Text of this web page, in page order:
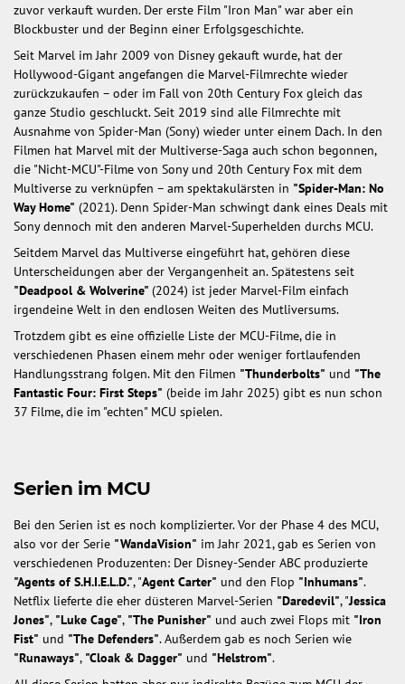
zuvor verkauft wurden. Der erste Film "Iron Man" war aber ein
Blockbuster und der Beginn einer Erfolgsgeschichte.
Seit Marvel im Jahr 2009 von Disney gekauft wurde, hat der
Hollywood-Gigant angefangen die Marvel-Filmrechte wieder
zurückzukaufen – oder im Fall von 20th Century Fox gleich das
ganze Studio geschluckt. Seit 2019 sind alle Filmrechte mit
Ausnahme von Spider-Man (Sony) wieder unter einem Dach. In den
Filmen hat Marvel mit der Multiverse-Saga auch schon begonnen,
die "Nicht-MCU"-Filme von Sony und 20th Century Fox mit dem
Multiverse zu verknüpfen – am spektakulärsten in "Spider-Man: No
Way Home" (2021). Denn Spider-Man schwingt dank eines Deals mit
Sony dennoch mit den anderen Marvel-Superhelden durchs MCU.
Seitdem Marvel das Multiverse eingeführt hat, gehören diese
Unterscheidungen aber der Vergangenheit an. Spätestens seit
"Deadpool & Wolverine" (2024) ist jeder Marvel-Film einfach
irgendeine Welt in den endlosen Weiten des Mutliversums.
Trotzdem gibt es eine offizielle Liste der MCU-Filme, die in
verschiedenen Phasen einem mehr oder weniger fortlaufenden
Handlungsstrang folgen. Mit den Filmen "Thunderbolts" und "The
Fantastic Four: First Steps" (beide im Jahr 2025) gibt es nun schon
37 Filme, die im "echten" MCU spielen.
Serien im MCU
Bei den Serien ist es noch komplizierter. Vor der Phase 4 des MCU,
also vor der Serie "WandaVision" im Jahr 2021, gab es Serien von
verschiedenen Produzenten: Der Disney-Sender ABC produzierte
"Agents of S.H.I.E.L.D.", "Agent Carter" und den Flop "Inhumans".
Netflix lieferte die eher düsteren Marvel-Serien "Daredevil", "Jessica
Jones", "Luke Cage", "The Punisher" und auch zwei Flops mit "Iron
Fist" und "The Defenders". Außerdem gab es noch Serien wie
"Runaways", "Cloak & Dagger" und "Helstrom".